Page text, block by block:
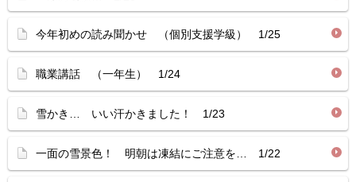
今年初めの読み聞かせ （個別支援学級） 1/25
職業講話 （一年生） 1/24
雪かき… いい汗かきました！ 1/23
一面の雪景色！ 明朝は凍結にご注意を… 1/22